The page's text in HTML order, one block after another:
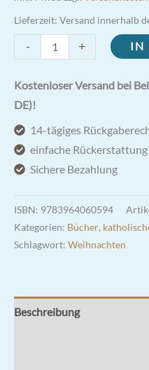
Lieferzeit: Versand innerhalb
-
Bibel
-
Hellelfenbein
Menge
+ IN
Kostenloser Versand bei
DE)!
14-tägiges
einfache Rückerstattung
Sichere Bezahlung
ISBN: 9783964060594
Kategorien: Bücher,
Schlagwort: Weihnachten
Beschreibung